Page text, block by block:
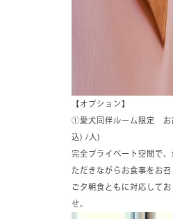
【オプション】
①愛犬同伴ルーム限定 お
込) /人)
完全プライベート空間で
ただきながらお食事をお召
ご夕朝食ともに対応して
せ。